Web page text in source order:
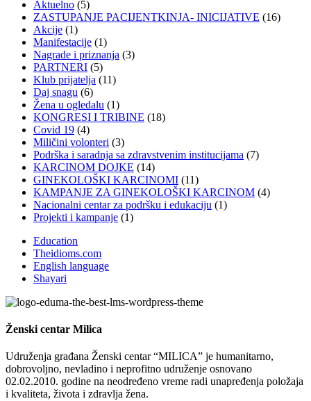
Aktuelno (5)
ZASTUPANJE PACIJENTKINJA- INICIJATIVE (16)
Akcije (1)
Manifestacije (1)
Nagrade i priznanja (3)
PARTNERI (5)
Klub prijatelja (11)
Daj snagu (6)
Žena u ogledalu (1)
KONGRESI I TRIBINE (18)
Covid 19 (4)
Miličini volonteri (3)
Podrška i saradnja sa zdravstvenim institucijama (7)
KARCINOM DOJKE (14)
GINEKOLOŠKI KARCINOMI (11)
KAMPANJE ZA GINEKOLOŠKI KARCINOM (4)
Nacionalni centar za podršku i edukaciju (1)
Projekti i kampanje (1)
Education
Theidioms.com
English language
Shayari
Ženski centar Milica
Udruženja građana Ženski centar “MILICA” je humanitarno,
dobrovoljno, nevladino i neprofitno udruženje osnovano
02.02.2010. godine na neodređeno vreme radi unapređenja položaja
i kvaliteta, života i zdravlja žena.